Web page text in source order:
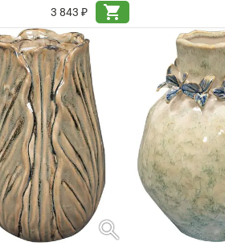
3 843 ₽
shopping_cart
search